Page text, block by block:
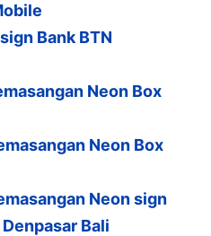
Bank BTN
Neon Box
Neon Box
Neon sign
Bali